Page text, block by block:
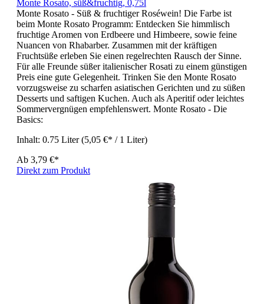
Monte Rosato, süß&fruchtig, 0,75l
Monte Rosato - Süß & fruchtiger Roséwein! Die Farbe ist
beim Monte Rosato Programm: Entdecken Sie himmlisch
fruchtige Aromen von Erdbeere und Himbeere, sowie feine
Nuancen von Rhabarber. Zusammen mit der kräftigen
Fruchtsüße erleben Sie einen regelrechten Rausch der Sinne.
Für alle Freunde süßer italienischer Rosati zu einem günstigen
Preis eine gute Gelegenheit. Trinken Sie den Monte Rosato
vorzugsweise zu scharfen asiatischen Gerichten und zu süßen
Desserts und saftigen Kuchen. Auch als Aperitif oder leichtes
Sommervergnügen empfehlenswert. Monte Rosato - Die
Basics:
Inhalt: 0.75 Liter(5,05 €* / 1 Liter)
Ab 3,79 €*
Direkt zum Produkt